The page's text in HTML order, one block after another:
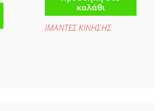
καλάθι
ΙΜΑΝΤΕΣ ΚΙΝΗΣΗΣ